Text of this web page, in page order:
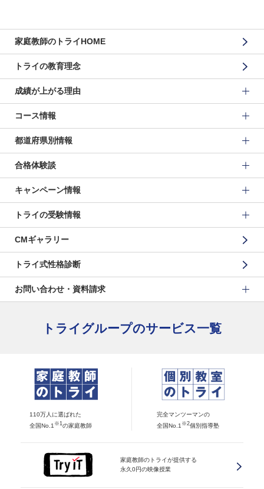
家庭教師のトライHOME
トライの教育理念
成績が上がる理由
コース情報
都道府県別情報
合格体験談
キャンペーン情報
トライの受験情報
CMギャラリー
トライ式性格診断
お問い合わせ・資料請求
トライグループのサービス一覧
110万人に選ばれた
全国No.1 ※1 の家庭教師
完全マンツーマンの
全国No.1 ※2個別指導塾
家庭教師のトライが提供する
永久0円の映像授業